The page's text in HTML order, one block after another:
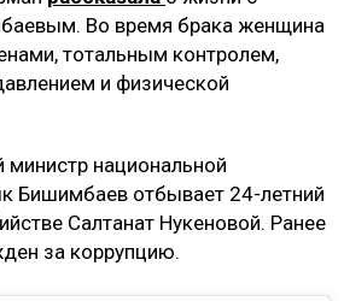
Во время брака женщина
тотальным контролем,
и физической
национальной
Бишимбаев отбывает 24-летний
Салтанат Нукеновой. Ранее
за коррупцию.